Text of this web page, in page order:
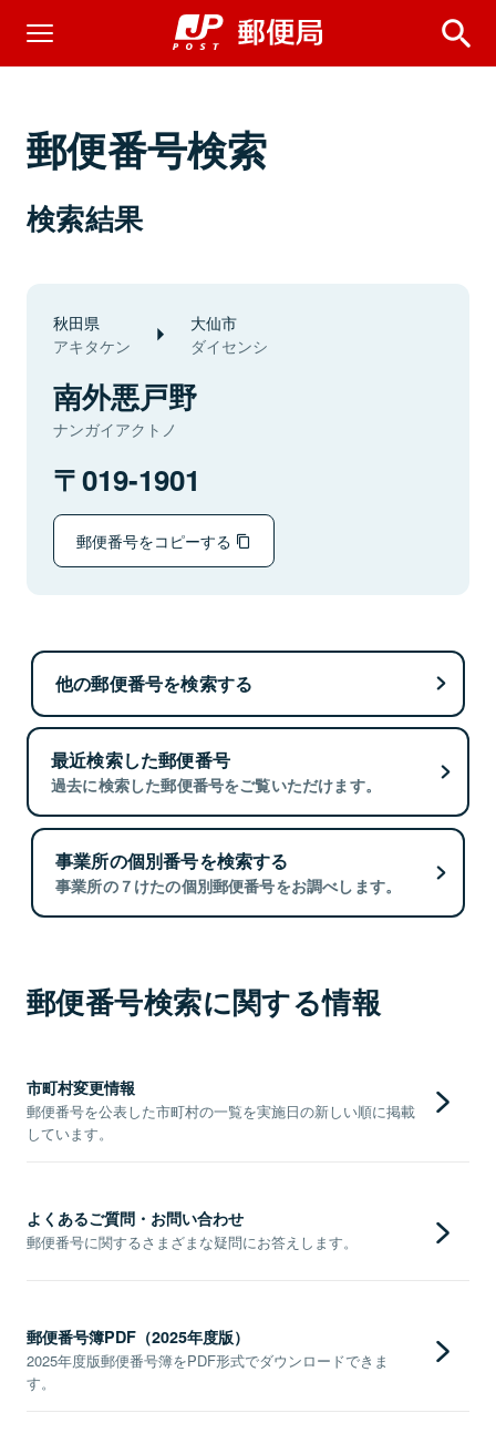
郵便番号検索
検索結果
秋田県
アキタケン
大仙市
ダイセンシ
南外悪戸野
ナンガイアクトノ
019-1901
郵便番号をコピーする
他の郵便番号を検索する
最近検索した郵便番号
過去に検索した郵便番号をご覧いただけます。
事業所の個別番号を検索する
事業所の７けたの個別郵便番号をお調べします。
郵便番号検索に関する情報
市町村変更情報
郵便番号を公表した市町村の一覧を実施日の新しい順に掲載
しています。
よくあるご質問・お問い合わせ
郵便番号に関するさまざまな疑問にお答えします。
郵便番号簿PDF（2025年度版）
2025年度版郵便番号簿をPDF形式でダウンロードできま
す。